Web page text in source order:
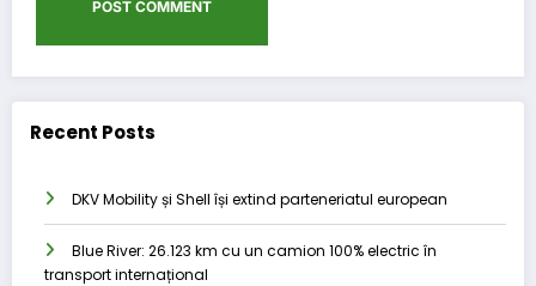
Recent Posts
DKV Mobility și Shell își extind parteneriatul european
Blue River: 26.123 km cu un camion 100% electric în
transport internațional